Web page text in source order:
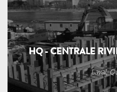
HQ - CENTRALE
Laval,